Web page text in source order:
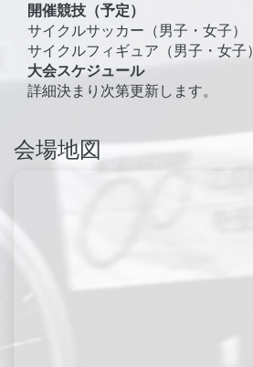
開催競技（予定）
サイクルサッカー（男子・女子）
サイクルフィギュア（男子・女子）
大会スケジュール
詳細決まり次第更新します。
会場地図